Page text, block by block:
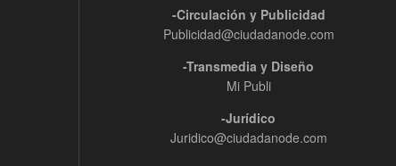
-Circulación y Publicidad
Publicidad@ciudadanode.com
-Transmedia y Diseño
Mi Publi
-Jurídico
Juridico@ciudadanode.com